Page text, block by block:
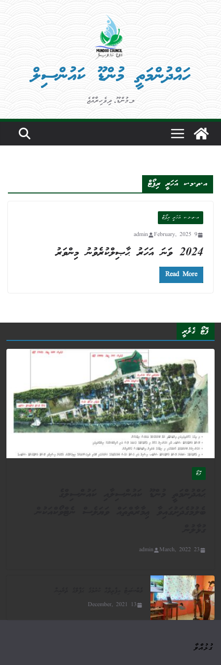
Skip
to
content
ހައްދުންމަތީ މުންޑޫ ކައުންސިލް
ލ.މުންޑޫ، ދިވެހިރާއްޖެ
އ.ތ.މ.ކ އަހަރީ ރިޕޯޓް
އ.ތ.މ.ކ އަހަރީ ރިޕޯޓް
9 February, 2025
admin
2024 ވަނަ އަހަރު ޙާޞިލްކުރެވުނު މިންވަރު
Read More
ފޮޓޯ ގެލެރީ
ފޮޓޯ
23 March, 2022
admin
13 December, 2021
ގުޅުއްވާ